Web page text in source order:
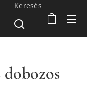
Keresés